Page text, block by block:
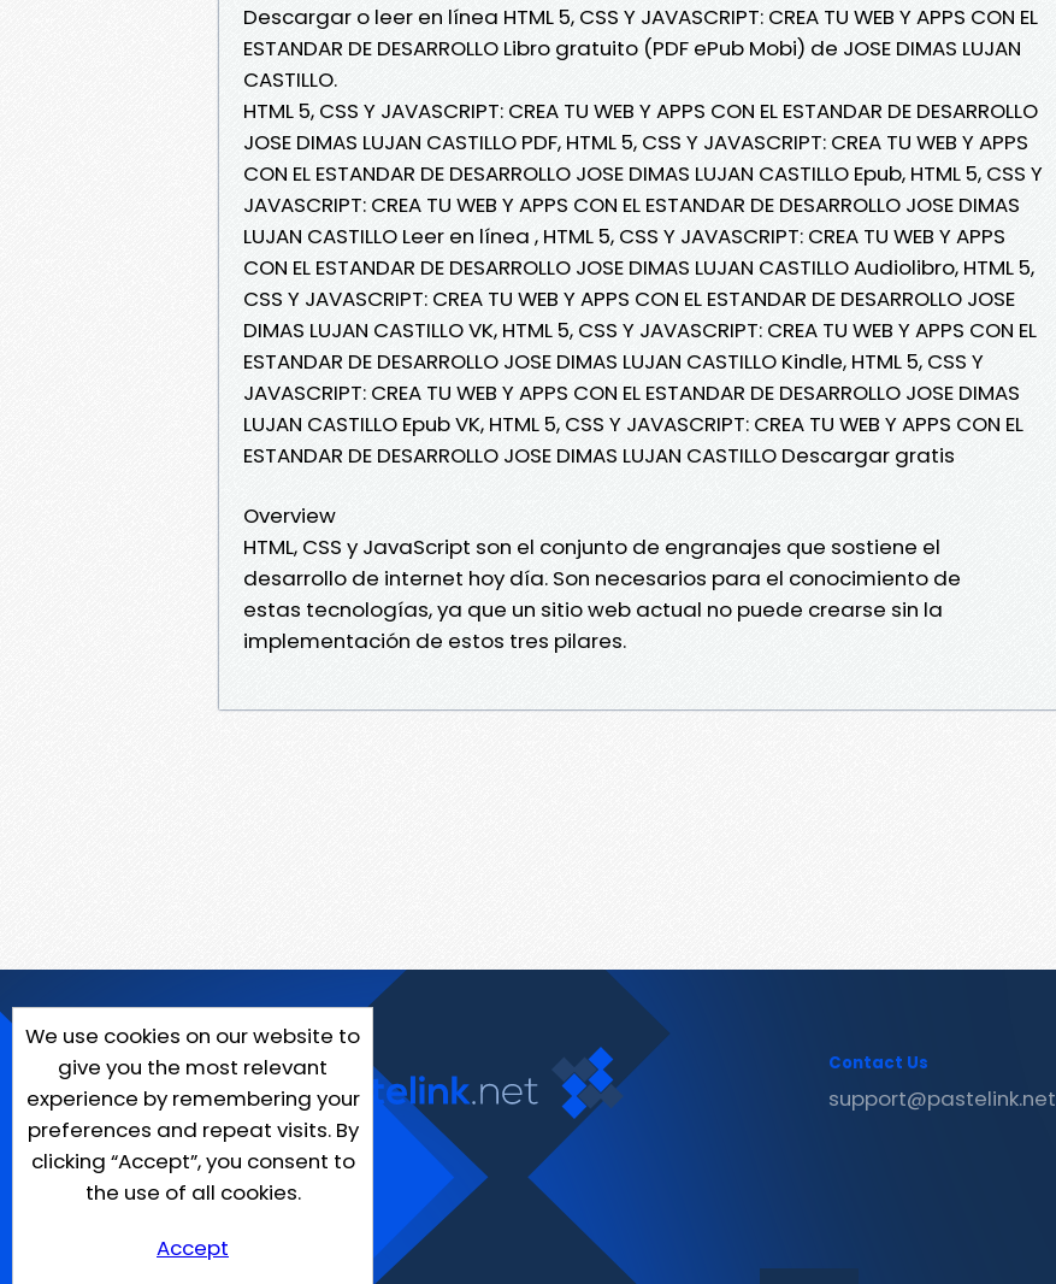
Descargar o leer en línea HTML 5, CSS Y JAVASCRIPT: CREA TU WEB Y APPS CON EL
ESTANDAR DE DESARROLLO Libro gratuito (PDF ePub Mobi) de JOSE DIMAS LUJAN
CASTILLO.
HTML 5, CSS Y JAVASCRIPT: CREA TU WEB Y APPS CON EL ESTANDAR DE DESARROLLO
JOSE DIMAS LUJAN CASTILLO PDF, HTML 5, CSS Y JAVASCRIPT: CREA TU WEB Y APPS
CON EL ESTANDAR DE DESARROLLO JOSE DIMAS LUJAN CASTILLO Epub, HTML 5, CSS Y
JAVASCRIPT: CREA TU WEB Y APPS CON EL ESTANDAR DE DESARROLLO JOSE DIMAS
LUJAN CASTILLO Leer en línea , HTML 5, CSS Y JAVASCRIPT: CREA TU WEB Y APPS
CON EL ESTANDAR DE DESARROLLO JOSE DIMAS LUJAN CASTILLO Audiolibro, HTML 5,
CSS Y JAVASCRIPT: CREA TU WEB Y APPS CON EL ESTANDAR DE DESARROLLO JOSE
DIMAS LUJAN CASTILLO VK, HTML 5, CSS Y JAVASCRIPT: CREA TU WEB Y APPS CON EL
ESTANDAR DE DESARROLLO JOSE DIMAS LUJAN CASTILLO Kindle, HTML 5, CSS Y
JAVASCRIPT: CREA TU WEB Y APPS CON EL ESTANDAR DE DESARROLLO JOSE DIMAS
LUJAN CASTILLO Epub VK, HTML 5, CSS Y JAVASCRIPT: CREA TU WEB Y APPS CON EL
ESTANDAR DE DESARROLLO JOSE DIMAS LUJAN CASTILLO Descargar gratis
Overview
HTML, CSS y JavaScript son el conjunto de engranajes que sostiene el
desarrollo de internet hoy día. Son necesarios para el conocimiento de
estas tecnologías, ya que un sitio web actual no puede crearse sin la
implementación de estos tres pilares.
We use cookies on our website to
give you the most relevant
experience by remembering your
preferences and repeat visits. By
clicking “Accept”, you consent to
the use of all cookies.
Accept
Contact Us
support@pastelink.net